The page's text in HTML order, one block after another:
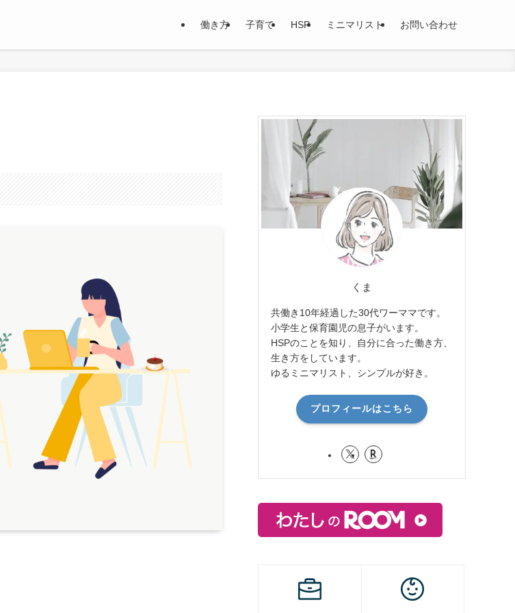
働き方 子育て HSP ミニマリスト お問い合わせ
くま
共働き10年経過した30代ワーママです。
小学生と保育園児の息子がいます。
HSPのことを知り、自分に合った働き方、
生き方をしています。
ゆるミニマリスト、シンプルが好き。
プロフィールはこちら